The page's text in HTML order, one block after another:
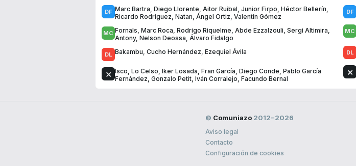
Marc Bartra Diego Llorente Aitor Ruibal Junior Firpo Héctor Bellerín
Ricardo Rodríguez Natan Ángel Ortiz Valentín Gómez
Fornals Marc Roca Rodrigo Riquelme Abde Ezzalzouli Sergi Altimira
Antony, Nelson Deossa Álvaro Fidalgo
Bakambu Cucho Hernández Ezequiel Ávila
Isco Lo Celso Iker Losada Fran García Diego Conde Pablo García
Fernández Gonzalo Petit Iván Corralejo Facundo Bernal
© Comuniazo 2012−2026
Aviso legal
Contacto
Configuración de cookies